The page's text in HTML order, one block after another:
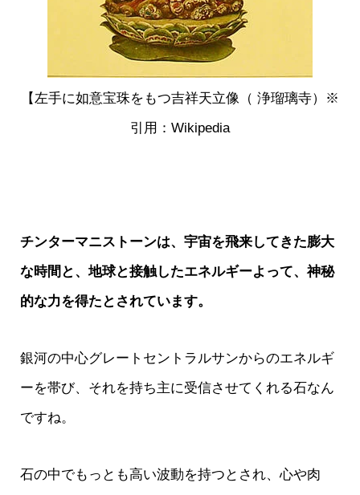
【左手に如意宝珠をもつ吉祥天立像（ 浄瑠璃寺）※
引用：Wikipedia
チンターマニストーンは、宇宙を飛来してきた膨大
な時間と、地球と接触したエネルギーよって、神秘
的な力を得たとされています。
銀河の中心グレートセントラルサンからのエネルギ
ーを帯び、それを持ち主に受信させてくれる石なん
ですね。
石の中でもっとも高い波動を持つとされ、心や肉